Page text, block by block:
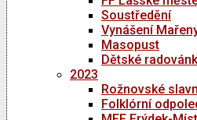
Soustředění
Vynášení
Masopust
Dětské
2023
Rožnovské
Folklórní